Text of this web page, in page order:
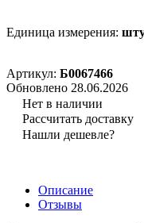
Единица измерения:
Артикул: Б0067466
Обновлено 28.06.2026
Нет в наличии
Рассчитать доставку
Нашли дешевле?
Описание
Отзывы